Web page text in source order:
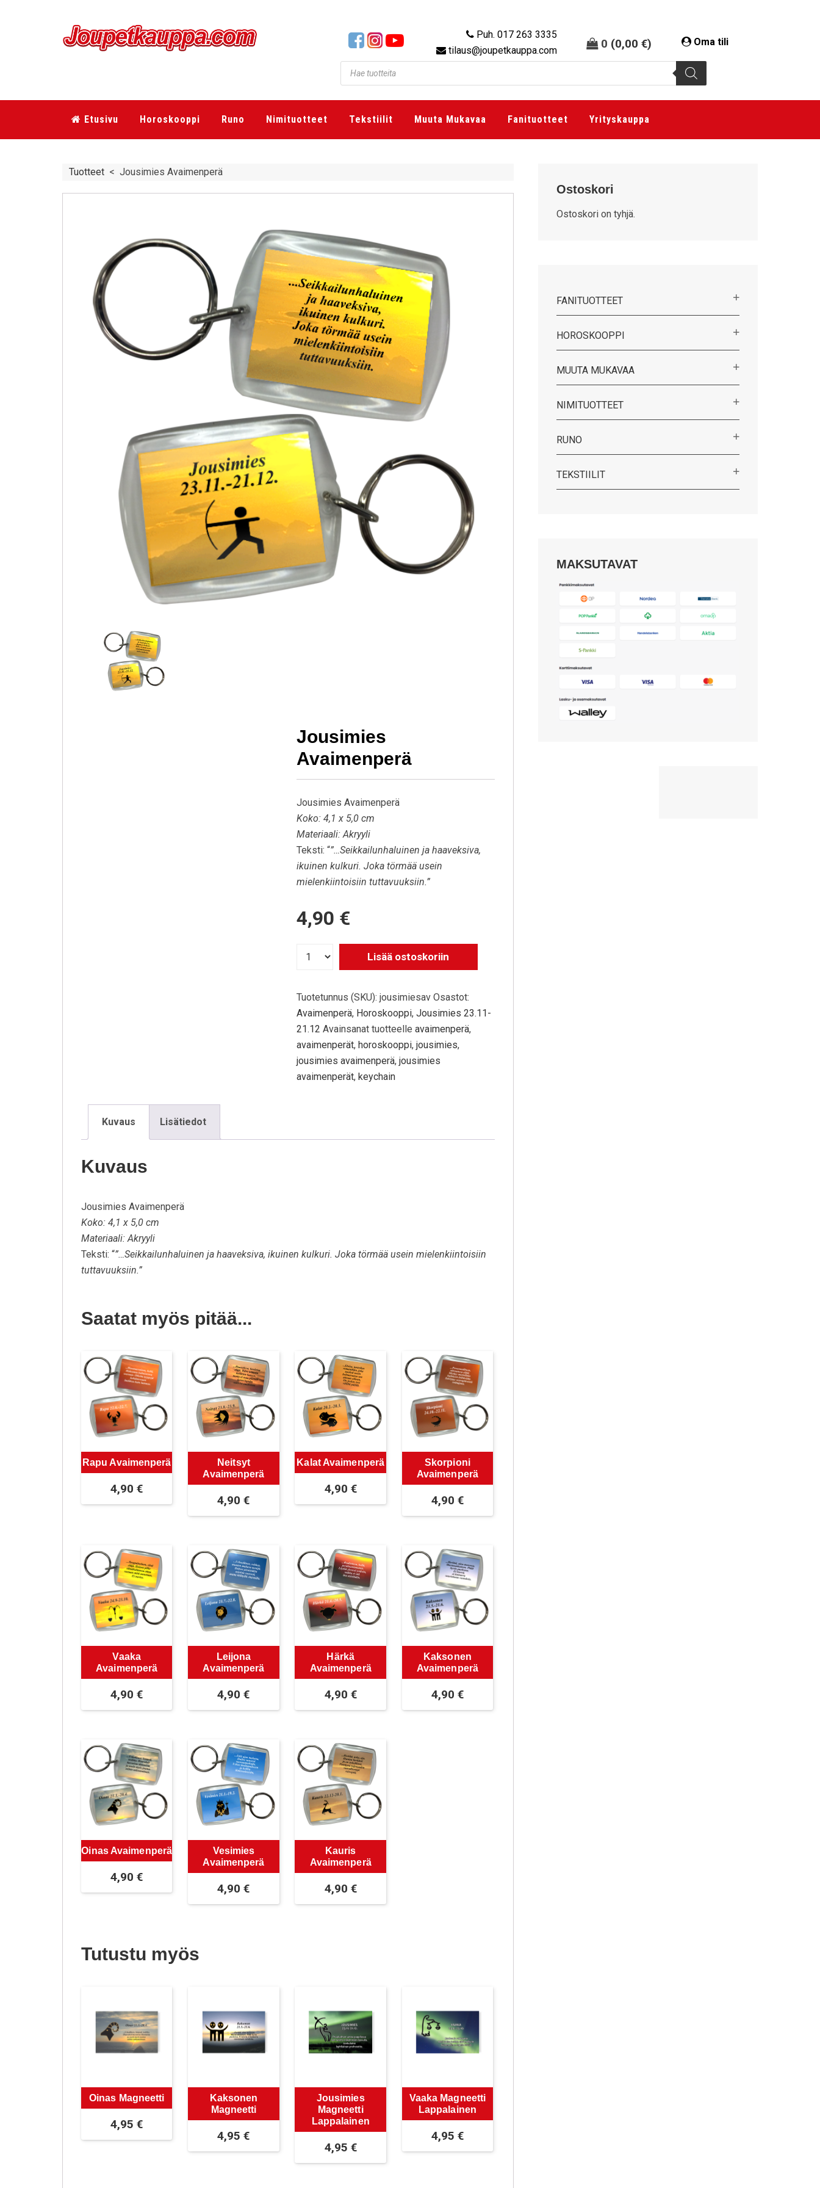
0 (0,00€)
Puh. 017 263 3335
tilaus@joupetkauppa.com
Oma tili
Etusivu Horoskooppi Runo Nimituotteet Tekstiilit Muuta Mukavaa Fanituotteet Yrityskauppa
Tuotteet < Jousimies Avaimenperä
Jousimies
Avaimenperä
Jousimies Avaimenperä
Koko: 4,1 x 5,0 cm
Materiaali: Akryyli
Teksti: “”…Seikkailunhaluinen ja haaveksiva,
ikuinen kulkuri. Joka törmää usein
mielenkiintoisiin tuttavuuksiin.”
4,90 €
Lisää ostoskoriin
Tuotetunnus (SKU): jousimiesav Osastot:
Avaimenperä, Horoskooppi, Jousimies 23.11-
21.12 Avainsanat tuotteelle avaimenperä,
avaimenperät, horoskooppi, jousimies,
jousimies avaimenperä, jousimies
avaimenperät, keychain
Kuvaus Lisätiedot
Kuvaus
Jousimies Avaimenperä
Koko: 4,1 x 5,0 cm
Materiaali: Akryyli
Teksti: “”…Seikkailunhaluinen ja haaveksiva, ikuinen kulkuri. Joka törmää usein mielenkiintoisiin
tuttavuuksiin.”
Saatat myös pitää...
Rapu Avaimenperä
4,90€
Neitsyt
Avaimenperä
4,90€
Kalat Avaimenperä
4,90 €
Skorpioni
Avaimenperä
4,90 €
Vaaka
Avaimenperä
4,90€
Leijona
Avaimenperä
4,90€
Härkä
Avaimenperä
4,90 €
Kaksonen
Avaimenperä
4,90 €
Oinas Avaimenperä
4,90€
Vesimies
Avaimenperä
4,90€
Kauris
Avaimenperä
4,90 €
Tutustu myös
Oinas Magneetti
4,95€
Kaksonen
Magneetti
4,95€
Jousimies
Magneetti
Lappalainen
4,95 €
Vaaka Magneetti
Lappalainen
4,95 €
Ostoskori
Ostoskori on tyhjä.
FANITUOTTEET
HOROSKOOPPI
MUUTA MUKAVAA
NIMITUOTTEET
RUNO
TEKSTIILIT
MAKSUTAVAT